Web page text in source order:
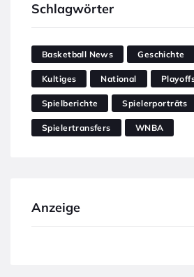
Schlagwörter
Basketball News Geschichte
Kultiges National
Spielberichte Spielerporträts
Spielertransfers WNBA
Anzeige